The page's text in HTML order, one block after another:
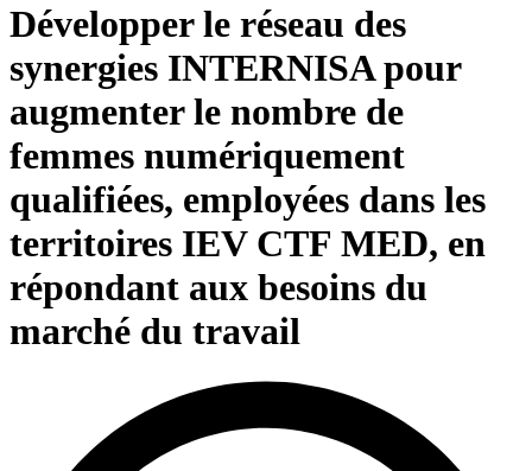
Développer le réseau des
synergies INTERNISA pour
augmenter le nombre de
femmes numériquement
qualifiées, employées dans les
territoires IEV CTF MED, en
répondant aux besoins du
marché du travail